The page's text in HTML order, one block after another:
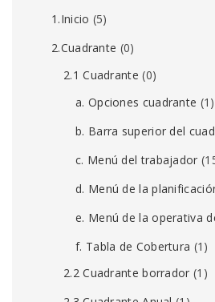
1.Inicio (5)
2.Cuadrante (0)
2.1 Cuadrante (0)
a. Opciones cuadrante (1)
b. Barra superior del
c. Menú del trabajador
d. Menú de la
e. Menú de la operativa
f. Tabla de Cobertura (1)
2.2 Cuadrante borrador (1)